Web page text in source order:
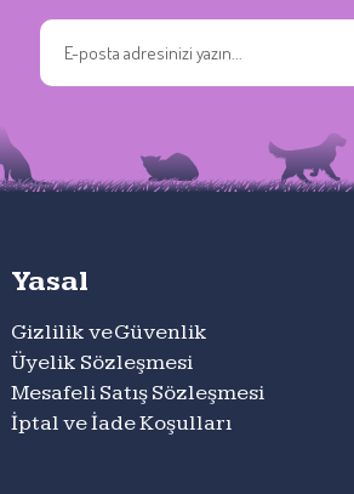
Yasal
Gizlilik ve Güvenlik
Üyelik Sözleşmesi
Mesafeli Satış Sözleşmesi
İptal ve İade Koşulları